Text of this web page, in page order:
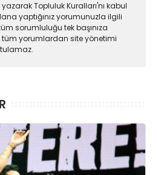
Topluluk Kuralları'nı kabul
yaptığınız yorumunuzla ilgili
sorumluluğu tek başınıza
tüm yorumlardan site yönetimi